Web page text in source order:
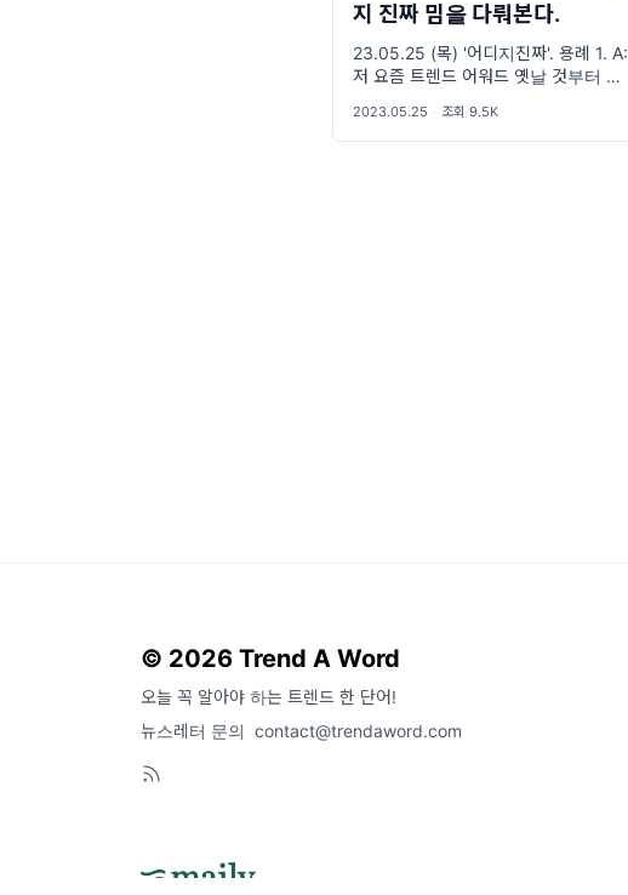
지 진짜 밈을 다뤄본다.
23.05.25 (목) '어디지진짜'. 용례 1. A:
저 요즘 트렌드 어워드 옛날 것부터 읽
요? A: 에디터가 갑자기 휴재해요. B:
어디지 진짜... 홍 OO 씨
2023.05.25 · 조회 9.5K
© 2026 Trend A Word
오늘 꼭 알아야 하는 트렌드 한 단어!
뉴스레터 문의 contact@trendaword.com